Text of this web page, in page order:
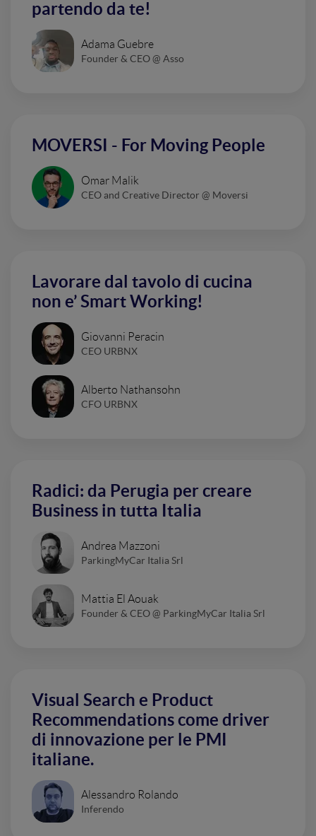
partendo da te!
Adama Guebre
Founder & CEO @ Asso
MOVERSI - For Moving People
Omar Malik
CEO and Creative Director @ Moversi
Lavorare dal tavolo di cucina
non e’ Smart Working!
Giovanni Peracin
CEO URBNX
Alberto Nathansohn
CFO URBNX
Radici: da Perugia per creare
Business in tutta Italia
Andrea Mazzoni
ParkingMyCar Italia Srl
Mattia El Aouak
Founder & CEO @ ParkingMyCar Italia Srl
Visual Search e Product
Recommendations come driver
di innovazione per le PMI
italiane.
Alessandro Rolando
Inferendo